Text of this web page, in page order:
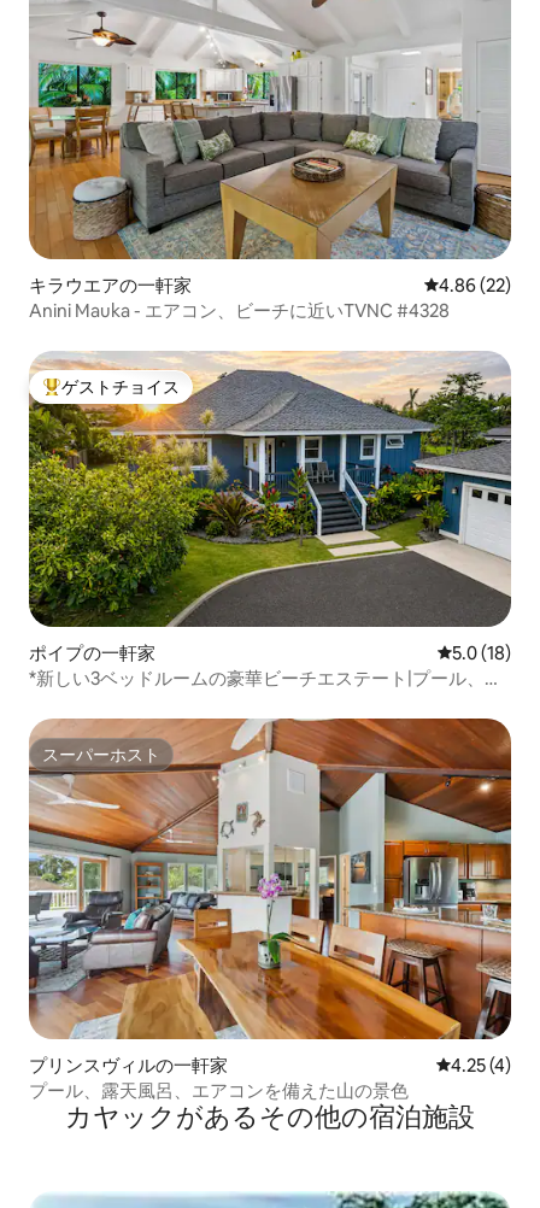
キラウエアの一軒家 レビュー22
4.86 (22)
Anini Mauka - エアコン、ビーチに近いTVNC #4328
大好評のゲストチョイスです。
ゲストチョイス
ポイプの一軒家 レビュー18
5.0 (18)
*新しい3ベッドルームの豪華ビーチエステート|プール、ピ
スーパーホスト
スーパーホスト
プリンスヴィルの一軒家 レビュー4
4.25 (4)
プール、露天風呂、エアコンを備えた山の景色
カヤックがあるその他の宿泊施設